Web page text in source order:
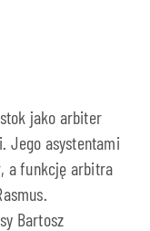
jako arbiter
Jego asystentami
a funkcję arbitra
Bartosz